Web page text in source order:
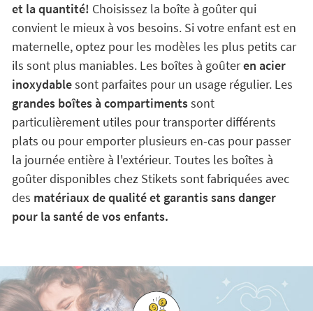
et la quantité! Choisissez la boîte à goûter qui
convient le mieux à vos besoins. Si votre enfant est en
maternelle, optez pour les modèles les plus petits car
ils sont plus maniables. Les boîtes à goûteren acier
inoxydablesont parfaites pour un usage régulier. Les
grandes boîtes à compartimentssont
particulièrement utiles pour transporter différents
plats ou pour emporter plusieurs en-cas pour passer
la journée entière à l'extérieur. Toutes les boîtes à
goûter disponibles chez Stikets sont fabriquées avec
des matériaux de qualité et garantis sans danger
pour la santé de vos enfants.